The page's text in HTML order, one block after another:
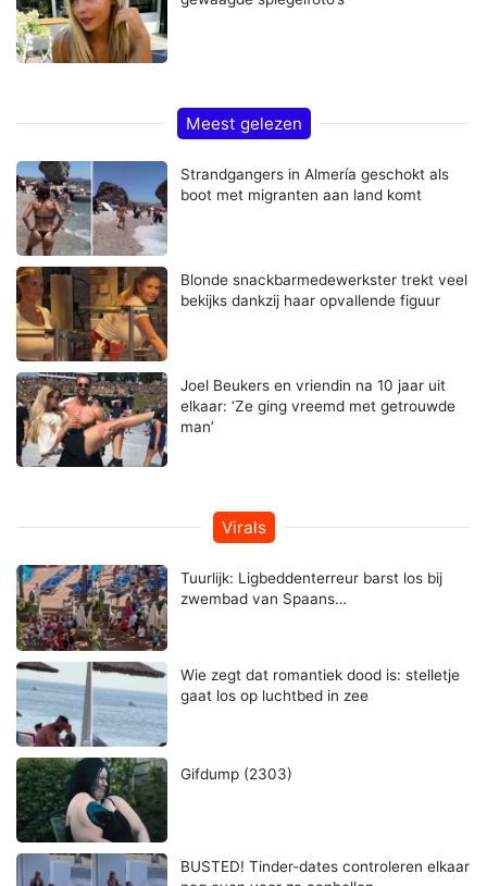
Meest gelezen
Strandgangers in Almería geschokt als
boot met migranten aan land komt
Blonde snackbarmedewerkster trekt veel
bekijks dankzij haar opvallende figuur
Joel Beukers en vriendin na 10 jaar uit
elkaar: ‘Ze ging vreemd met getrouwde
man’
Virals
Tuurlijk: Ligbeddenterreur barst los bij
zwembad van Spaans…
Wie zegt dat romantiek dood is: stelletje
gaat los op luchtbed in zee
Gifdump (2303)
BUSTED! Tinder-dates controleren elkaar